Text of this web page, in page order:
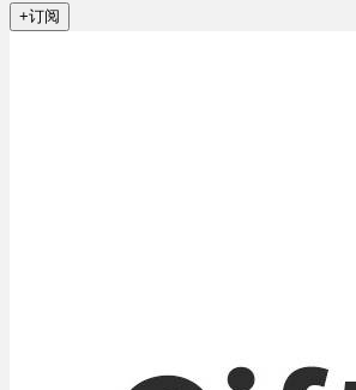
+订阅